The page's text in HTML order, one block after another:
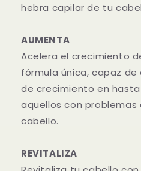
hebra capilar de tu
AUMENTA
Acelera el crecimiento
fórmula única, capaz
de crecimiento en
aquellos con
cabello.
REVITALIZA